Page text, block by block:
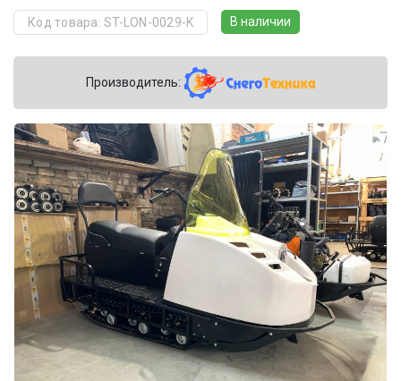
Код товара: ST-LON-0029-K В наличии
Производитель: